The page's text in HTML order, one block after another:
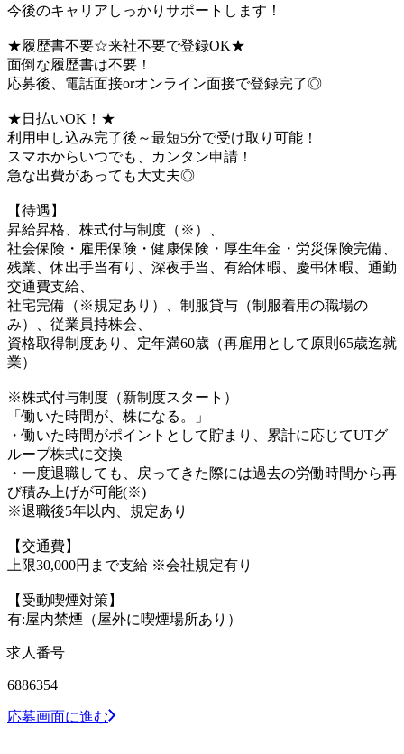
今後のキャリアしっかりサポートします！
★履歴書不要☆来社不要で登録OK★
面倒な履歴書は不要！
応募後、電話面接orオンライン面接で登録完了◎
★日払いOK！★
利用申し込み完了後～最短5分で受け取り可能！
スマホからいつでも、カンタン申請！
急な出費があっても大丈夫◎
【待遇】
昇給昇格、株式付与制度（※）、
社会保険・雇用保険・健康保険・厚生年金・労災保険完備、
残業、休出手当有り、深夜手当、有給休暇、慶弔休暇、通勤
交通費支給、
社宅完備（※規定あり）、制服貸与（制服着用の職場の
み）、従業員持株会、
資格取得制度あり、定年満60歳（再雇用として原則65歳迄就
業）
※株式付与制度（新制度スタート）
「働いた時間が、株になる。」
・働いた時間がポイントとして貯まり、累計に応じてUTグ
ループ株式に交換
・一度退職しても、戻ってきた際には過去の労働時間から再
び積み上げが可能(※)
※退職後5年以内、規定あり
【交通費】
上限30,000円まで支給 ※会社規定有り
【受動喫煙対策】
有:屋内禁煙（屋外に喫煙場所あり）
求人番号
6886354
応募画面に進む